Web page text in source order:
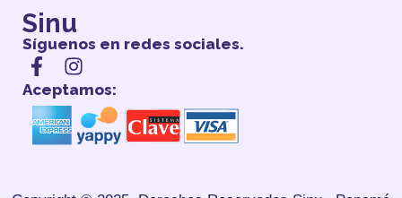
Sinu
Síguenos en redes sociales.
Aceptamos: